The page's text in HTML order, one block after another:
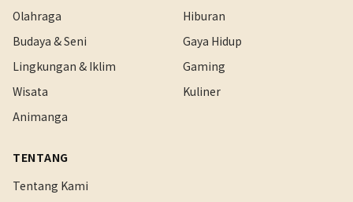
Olahraga
Hiburan
Budaya & Seni
Gaya Hidup
Lingkungan & Iklim
Gaming
Wisata
Kuliner
Animanga
TENTANG
Tentang Kami